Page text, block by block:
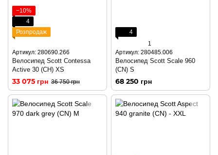
−10%
4
Розпродаж
Артикул: 280690.266
Велосипед Scott Contessa
Active 30 (CH) XS
33 075 грн 36 750 грн
4
1
Артикул: 280485.006
Велосипед Scott Scale 960
(CN) S
68 250 грн